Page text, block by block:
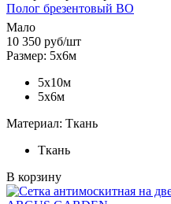
Полог брезентовый ВО
Мало
10 350 руб/шт
Размер: 5х6м
5х10м
5х6м
Материал: Ткань
Ткань
В корзину